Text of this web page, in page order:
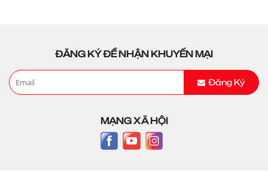
ĐĂNG KÝ ĐỂ NHẬN KHUYẾN MẠI
Đăng Ký
MẠNG XÃ HỘI